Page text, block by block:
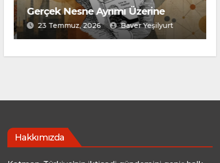
Gerçek Nesne Ayrımı Üzerine
23 Temmuz, 2026 Baver Yeşilyurt
Hakkımızda